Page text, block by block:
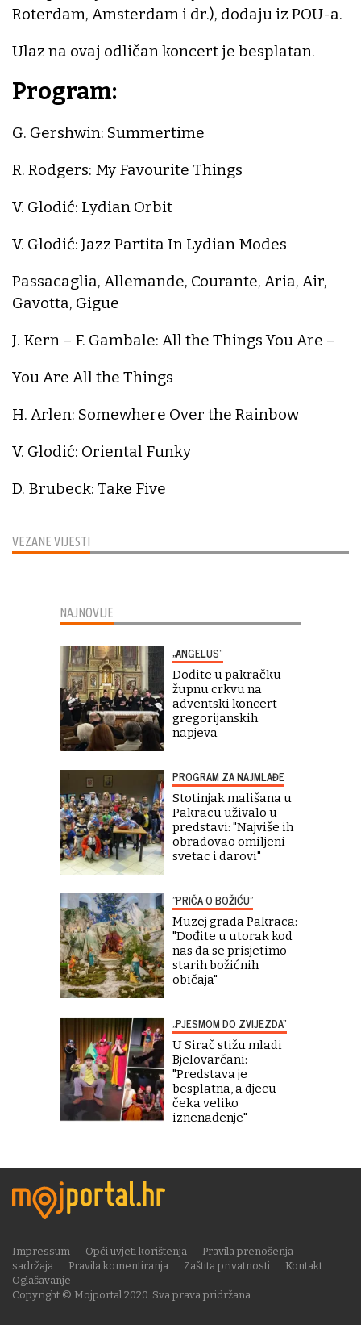
VEZANE VIJESTI
Roterdam, Amsterdam i dr.), dodaju iz POU-a.
Ulaz na ovaj odličan koncert je besplatan.
Program:
G. Gershwin: Summertime
R. Rodgers: My Favourite Things
V. Glodić: Lydian Orbit
V. Glodić: Jazz Partita In Lydian Modes
Passacaglia, Allemande, Courante, Aria, Air,
Gavotta, Gigue
J. Kern – F. Gambale: All the Things You Are –
You Are All the Things
H. Arlen: Somewhere Over the Rainbow
V. Glodić: Oriental Funky
D. Brubeck: Take Five
NAJNOVIJE
„ANGELUS“
Dođite u pakračku
župnu crkvu na
adventski koncert
gregorijanskih
napjeva
PROGRAM ZA NAJMLAĐE
Stotinjak mališana u
Pakracu uživalo u
predstavi: "Najviše ih
obradovao omiljeni
svetac i darovi"
"PRIČA O BOŽIĆU"
Muzej grada Pakraca:
"Dođite u utorak kod
nas da se prisjetimo
starih božićnih
običaja"
„PJESMOM DO ZVIJEZDA“
U Sirač stižu mladi
Bjelovarčani:
"Predstava je
besplatna, a djecu
čeka veliko
iznenađenje"
Copyright © Mojportal 2020. Sva prava pridržana.
Impressum Opći uvjeti korištenja
Pravila prenošenja
sadržaja
Pravila komentiranja Zaštita privatnosti
Kontakt
Oglašavanje